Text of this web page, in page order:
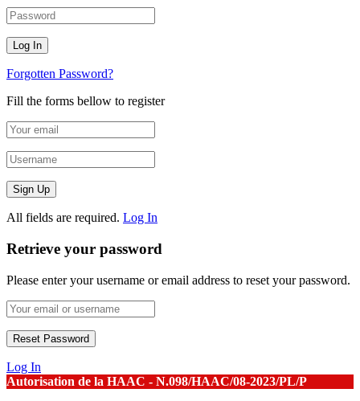
Forgotten Password?
Fill the forms bellow to register
All fields are required. Log In
Retrieve your password
Please enter your username or email address to reset your password.
Log In
Autorisation de la HAAC - N.098/HAAC/08-2023/PL/P